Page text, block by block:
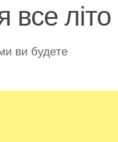
все літо
ви будете